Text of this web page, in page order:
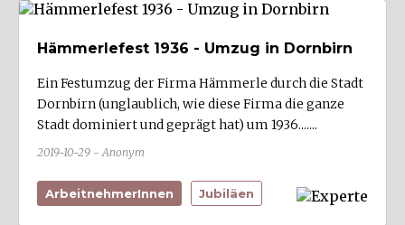
Hämmerlefest 1936 - Umzug in Dornbirn
Ein Festumzug der Firma Hämmerle durch die Stadt
Dornbirn (unglaublich, wie diese Firma die ganze
Stadt dominiert und geprägt hat) um 1936.......
2019-10-29 - Anonym
ArbeitnehmerInnen Jubiläen